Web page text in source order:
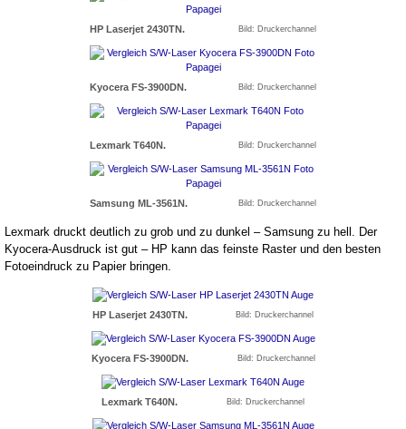
HP Laserjet 2430TN. Bild: Druckerchannel
Kyocera FS-3900DN. Bild: Druckerchannel
Lexmark T640N. Bild: Druckerchannel
Samsung ML-3561N. Bild: Druckerchannel
Lexmark druckt deutlich zu grob und zu dunkel – Samsung zu hell. Der
Kyocera-Ausdruck ist gut – HP kann das feinste Raster und den besten
Fotoeindruck zu Papier bringen.
HP Laserjet 2430TN. Bild: Druckerchannel
Kyocera FS-3900DN. Bild: Druckerchannel
Lexmark T640N. Bild: Druckerchannel